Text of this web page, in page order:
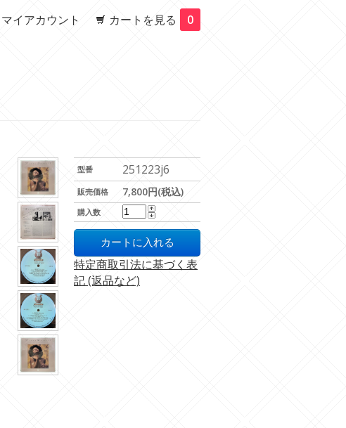
マイアカウント カートを見る 0
型番 251223j6
販売価格 7,800円(税込)
購入数
特定商取引法に基づく表
記 (返品など)